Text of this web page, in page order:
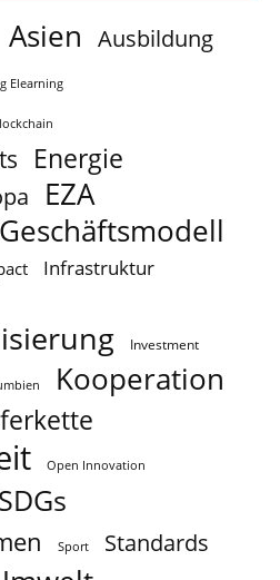
Asien Ausbildung
Elearning
Energie
EZA
Geschäftsmodell
Infrastruktur
Investment
Kooperation
Open Innovation
SDGs
Sport Standards